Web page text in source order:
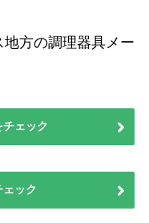
方の調理器具メー
ェック
ック